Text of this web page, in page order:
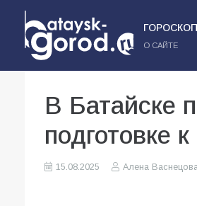
О САЙТЕ
В Батайске
подготовке
15.08.2025 Алена